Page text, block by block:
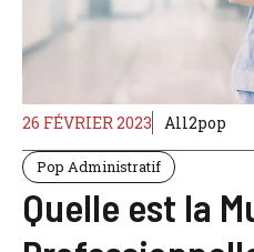
26 FÉVRIER 2023 All2pop
Pop Administratif
Quelle est la